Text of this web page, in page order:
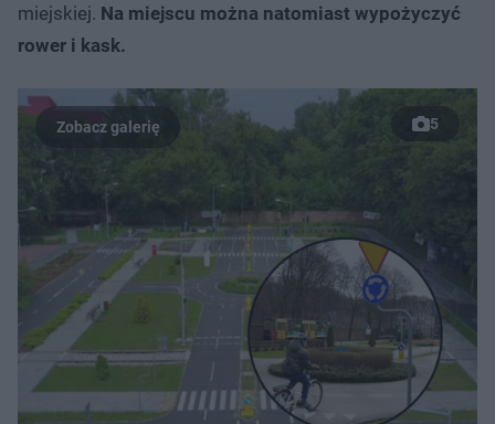
miejskiej. Na miejscu można natomiast wypożyczyć
rower i kask.
5